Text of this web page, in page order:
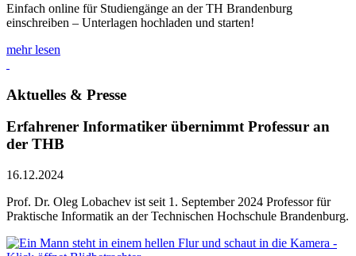
Einfach online für Studiengänge an der TH Brandenburg
einschreiben – Unterlagen hochladen und starten!
mehr lesen
Aktuelles & Presse
Erfahrener Informatiker übernimmt Professur an
der THB
16.12.2024
Prof. Dr. Oleg Lobachev ist seit 1. September 2024 Professor für
Praktische Informatik an der Technischen Hochschule Brandenburg.